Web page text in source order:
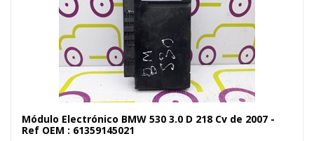
Módulo Electrónico BMW 530 3.0 D 218 Cv de 2007 -
Ref OEM : 61359145021